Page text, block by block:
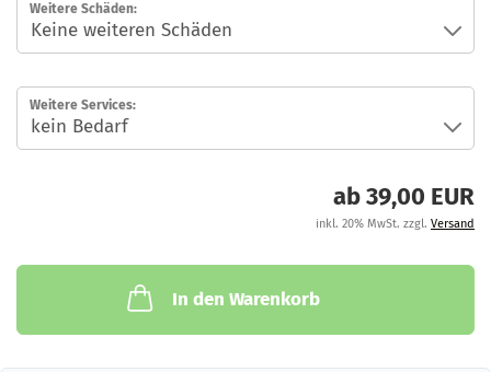
Weitere Schäden:
Weitere Services:
ab 39,00 EUR
inkl. 20% MwSt. zzgl. Versand
In den Warenkorb